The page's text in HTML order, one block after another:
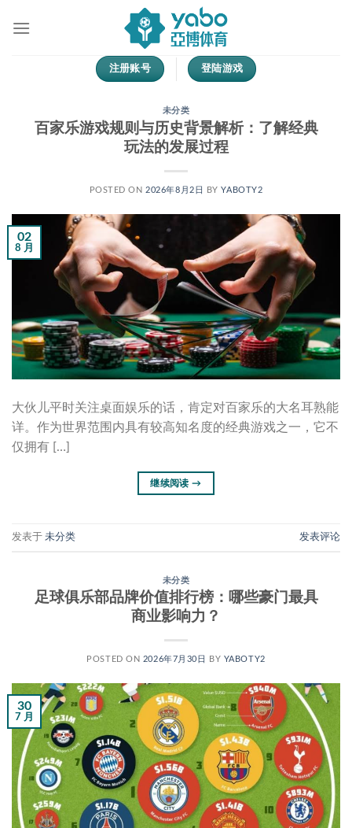
注册账号 登陆游戏
未分类
百家乐游戏规则与历史背景解析：了解经典
玩法的发展过程
POSTED ON 2026年8月2日 BYYABOTY2
02
8 月
大伙儿平时关注桌面娱乐的话，肯定对百家乐的大名耳熟能
详。作为世界范围内具有较高知名度的经典游戏之一，它不
仅拥有 […]
继续阅读→
发表于 未分类 发表评论
未分类
足球俱乐部品牌价值排行榜：哪些豪门最具
商业影响力？
POSTED ON 2026年7月30日 BY YABOTY2
30
7 月